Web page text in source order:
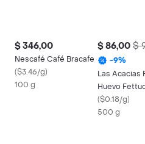
$ 346,00
Nescafé Café Bracafe
($3.46/g)
100 g
$ 86,00 $
-9%
Las Acacias
Huevo
($0.18/g)
500 g